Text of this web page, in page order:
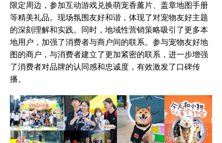
限定周边，参加互动游戏兑换萌宠香薰片、盖章地图手册
等精美礼品。现场氛围友好和谐，体现了对宠物友好主题
的深刻理解和实践。同时，地域性营销策略吸引了更多本
地用户，加强了消费者与商户间的联系。参与宠物友好地
图的商户，与消费者建立了更加紧密的联系，进一步增强
了消费者对品牌的认同感和忠诚度，有效激发了口碑传
播。